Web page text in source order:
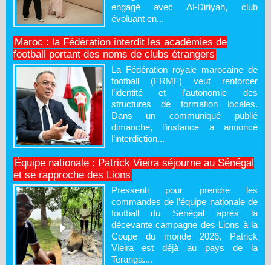
engagé avec Al-Diriyah, club
évoluant en...
Maroc : la Fédération interdit les académies de
football portant des noms de clubs étrangers
La Fédération royale marocaine de
football (FRMF) veut renforcer
l’identité et l’autonomie des
structures de formation locales.
Dans un communiqué publié
dimanche, l’instance a annoncé
l’interdiction...
Équipe nationale : Patrick Vieira séjourne au Sénégal
et se rapproche des Lions
Pressenti pour prendre les
commandes de l’équipe nationale de
football du Sénégal après la
décevante campagne des Lions à la
Coupe du monde 2026, Patrick
Vieira est déjà au pays de la
Teranga....